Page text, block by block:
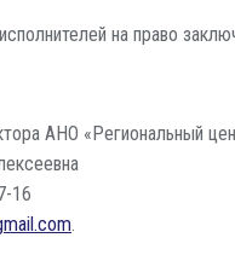
на право
АНО «Региональный
16
.